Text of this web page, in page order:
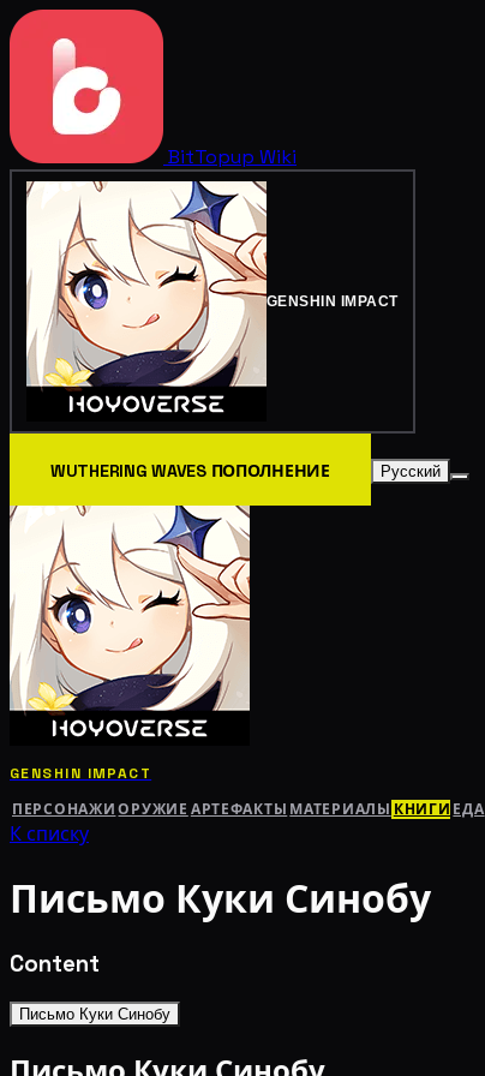
BitTopup Wiki
GENSHIN IMPACT
WUTHERING WAVES ПОПОЛНЕНИЕ Русский
GENSHIN IMPACT
ПЕРСОНАЖИ ОРУЖИЕ АРТЕФАКТЫ МАТЕРИАЛЫ КНИГИ ЕДА
К списку
Письмо Куки Синобу
Content
Письмо Куки Синобу